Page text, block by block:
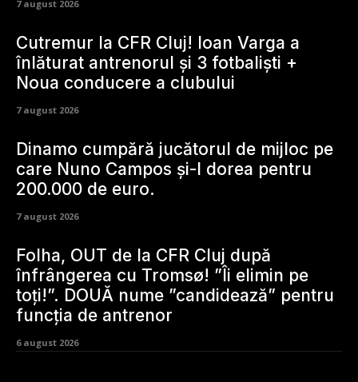
7 august 2026
Cutremur la CFR Cluj! Ioan Varga a
înlăturat antrenorul și 3 fotbaliști +
Noua conducere a clubului
7 august 2026
Dinamo cumpără jucătorul de mijloc pe
care Nuno Campos și-l dorea pentru
200.000 de euro.
7 august 2026
Folha, OUT de la CFR Cluj după
înfrângerea cu Tromsø! ”Îi elimin pe
toți!”. DOUĂ nume ”candidează” pentru
funcția de antrenor
6 august 2026